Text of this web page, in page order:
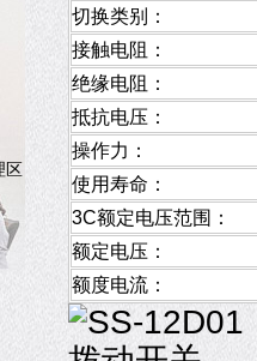
区
切换类别：
接触电阻：
绝缘电阻：
抵抗电压：
操作力：
使用寿命：
3C额定电压范围：
额定电压 ：
额度电流：